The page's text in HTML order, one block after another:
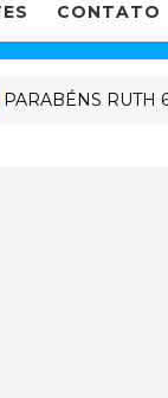
CONTATO
RUTH 6.0